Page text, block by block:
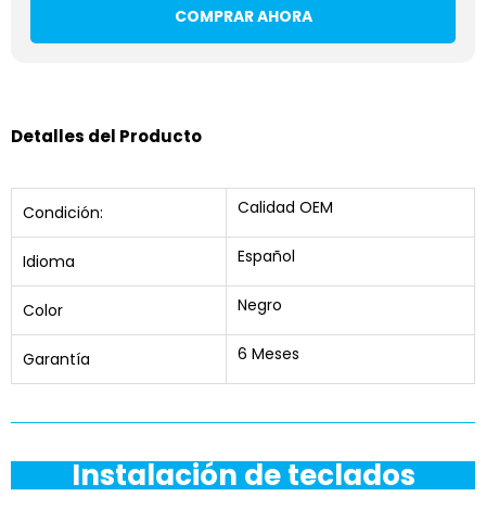
COMPRAR AHORA
Detalles del Producto
Condición: Calidad OEM
Idioma Español
Color Negro
Garantía 6 Meses
Instalación de teclados